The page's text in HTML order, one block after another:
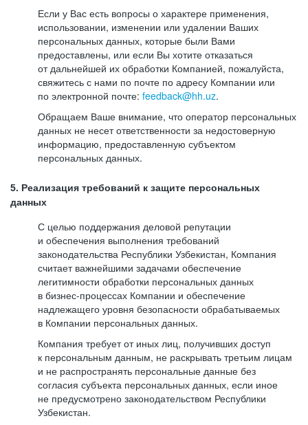
Если у Вас есть вопросы о характере применения,
использовании, изменении или удалении Ваших
персональных данных, которые были Вами
предоставлены, или если Вы хотите отказаться
от дальнейшей их обработки Компанией, пожалуйста,
свяжитесь с нами по почте по адресу Компании или
по электронной почте: feedback@hh.uz.
Обращаем Ваше внимание, что оператор персональных
данных не несет ответственности за недостоверную
информацию, предоставленную субъектом
персональных данных.
5. Реализация требований к защите персональных
данных
С целью поддержания деловой репутации
и обеспечения выполнения требований
законодательства Республики Узбекистан, Компания
считает важнейшими задачами обеспечение
легитимности обработки персональных данных
в бизнес-процессах Компании и обеспечение
надлежащего уровня безопасности обрабатываемых
в Компании персональных данных.
Компания требует от иных лиц, получивших доступ
к персональным данным, не раскрывать третьим лицам
и не распространять персональные данные без
согласия субъекта персональных данных, если иное
не предусмотрено законодательством Республики
Узбекистан.